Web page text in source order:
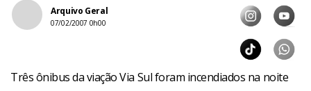
Arquivo Geral
07/02/2007 0h00
Três ônibus da viação Via Sul foram incendiados na noite